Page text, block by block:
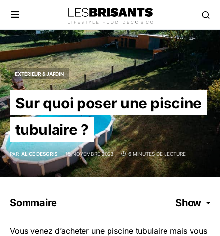
EXTÉRIEUR & JARDIN
Sur quoi poser une piscine
tubulaire ?
PAR ALICE DESGRIS 15 NOVEMBRE 2023 6 MINUTES DE LECTURE
Sommaire Show
Vous venez d’acheter une piscine tubulaire mais vous